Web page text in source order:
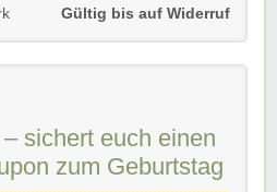
beim Stöbern, Shoppen und
Gültig bis auf Widerruf
sichert euch einen
zum Geburtstag